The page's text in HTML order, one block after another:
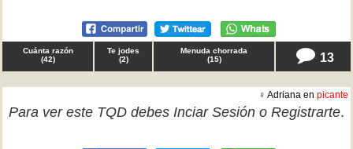
Cuánta razón
(42)
Te jodes
(2)
Menuda chorrada
(15) 13
♀ Adriana en picante
Para ver este TQD debes Inciar Sesión o Registrarte.